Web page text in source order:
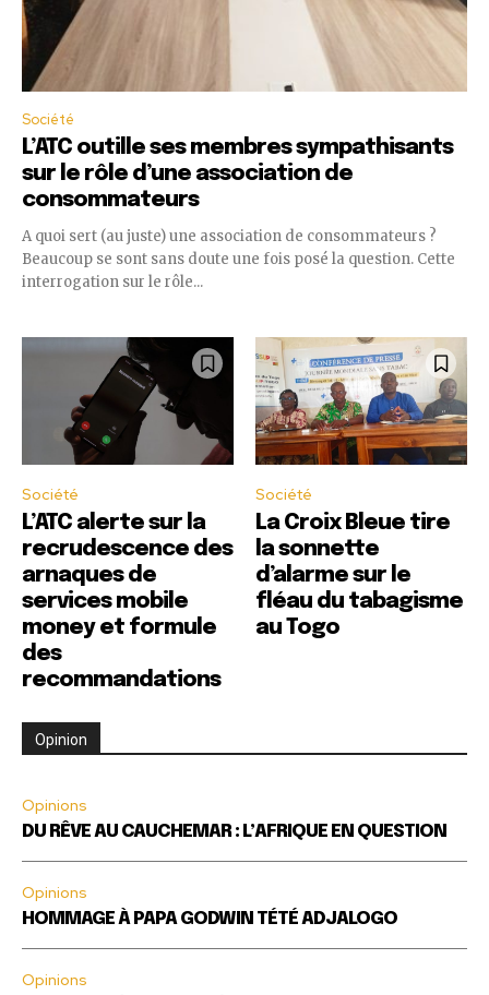
Société
L’ATC outille ses membres sympathisants
sur le rôle d’une association de
consommateurs
A quoi sert (au juste) une association de consommateurs ?
Beaucoup se sont sans doute une fois posé la question. Cette
interrogation sur le rôle...
Société
L’ATC alerte sur la
recrudescence des
arnaques de
services mobile
money et formule
des
recommandations
Société
La Croix Bleue tire
la sonnette
d’alarme sur le
fléau du tabagisme
au Togo
Opinion
Opinions
DU RÊVE AU CAUCHEMAR : L’AFRIQUE EN QUESTION
Opinions
HOMMAGE À PAPA GODWIN TÉTÉ ADJALOGO
Opinions